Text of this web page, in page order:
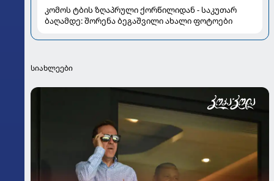
კომოს ტბის ზღაპრული ქორწილიდან - საკუთარ
ბაღამდე: შორენა ბეგაშვილი ახალი ფოტოები
სიახლეები